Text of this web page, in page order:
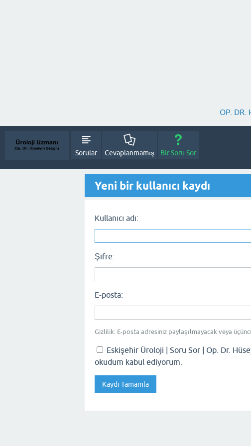
OP. DR.
Sorular Cevaplanmamış Bir Soru Sor
Yeni bir kullanıcı kaydı
Kullanıcı adı:
Şifre:
E-posta:
Gizlilik: E-posta adresiniz paylaşılmayacak veya
Eskişehir Üroloji | Soru Sor | Op. Dr.
okudum kabul ediyorum.